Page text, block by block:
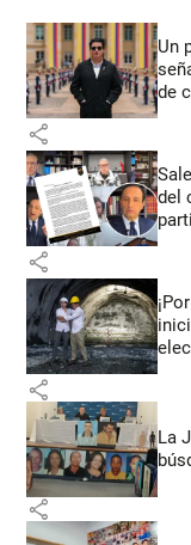
Un
de
share
del
share
share
La
share